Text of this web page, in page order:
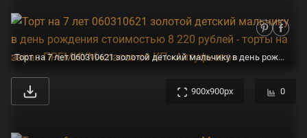
Торт на 7 лет 060310621 золотой детский мальчику в день рождения стоимостью 8 220 рублей - торты на заказ ПРЕМИУМ-класса от КП «Алтуфьево»
900x900px 0